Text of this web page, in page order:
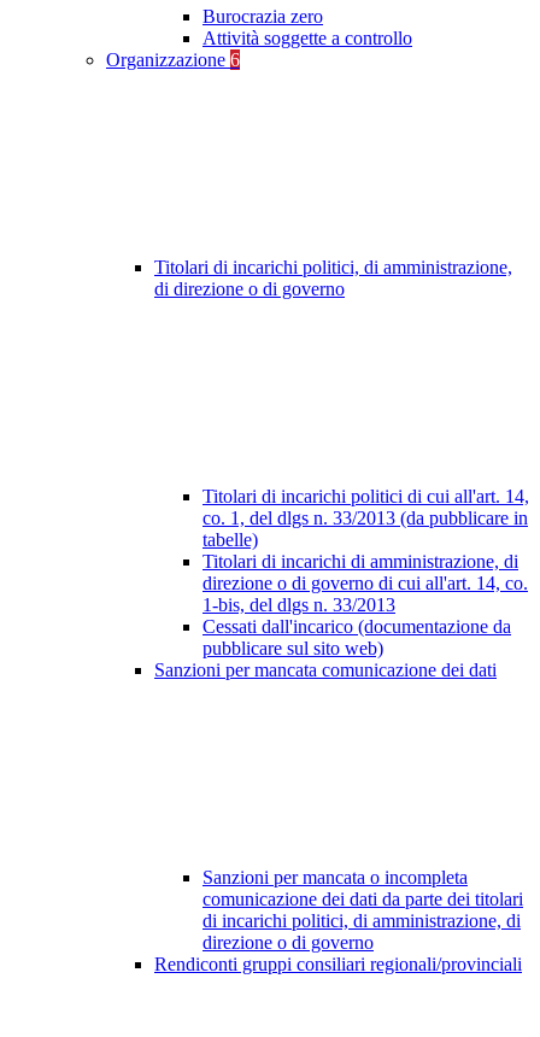
Burocrazia zero
Attività soggette a controllo
Organizzazione 6
Titolari di incarichi politici, di amministrazione,
di direzione o di governo
Titolari di incarichi politici di cui all'art. 14,
co. 1, del dlgs n. 33/2013 (da pubblicare in
tabelle)
Titolari di incarichi di amministrazione, di
direzione o di governo di cui all'art. 14, co.
1-bis, del dlgs n. 33/2013
Cessati dall'incarico (documentazione da
pubblicare sul sito web)
Sanzioni per mancata comunicazione dei dati
Sanzioni per mancata o incompleta
comunicazione dei dati da parte dei titolari
di incarichi politici, di amministrazione, di
direzione o di governo
Rendiconti gruppi consiliari regionali/provinciali